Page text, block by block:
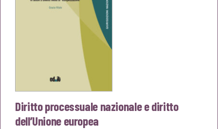
Diritto processuale nazionale e diritto
dell’Unione europea